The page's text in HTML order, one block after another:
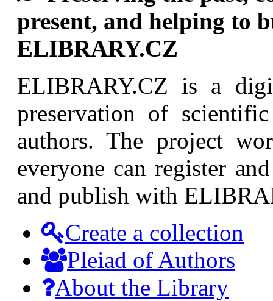
present, and helping to
ELIBRARY.CZ
ELIBRARY.CZ is a
preservation of
authors. The project
everyone can register
and publish with
Create a collection
Pleiad of Authors
About the Library